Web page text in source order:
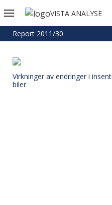
VISTA ANALYSE
Report 2011/30
Virkninger av endringer i
biler